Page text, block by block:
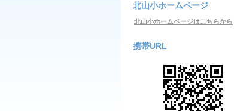
北山小ホームページ
北山小ホームページはこちらから
携帯URL